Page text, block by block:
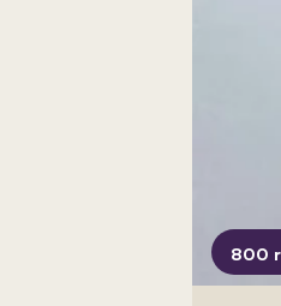
800